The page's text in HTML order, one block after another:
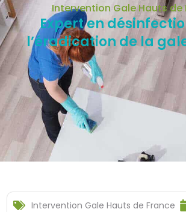
Intervention Gale Hauts de
Expert en
l’éradication de la
Intervention Gale Hauts de France